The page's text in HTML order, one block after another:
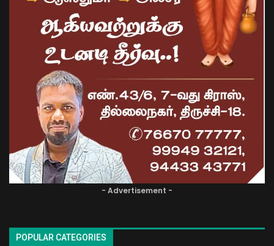
- Advertisement -
POPULAR CATEGORIES